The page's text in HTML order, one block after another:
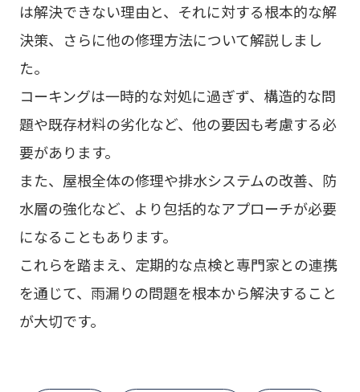
は解決できない理由と、それに対する根本的な解
決策、さらに他の修理方法について解説しまし
た。
コーキングは一時的な対処に過ぎず、構造的な問
題や既存材料の劣化など、他の要因も考慮する必
要があります。
また、屋根全体の修理や排水システムの改善、防
水層の強化など、より包括的なアプローチが必要
になることもあります。
これらを踏まえ、定期的な点検と専門家との連携
を通じて、雨漏りの問題を根本から解決すること
が大切です。